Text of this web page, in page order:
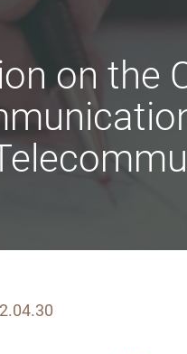
on the